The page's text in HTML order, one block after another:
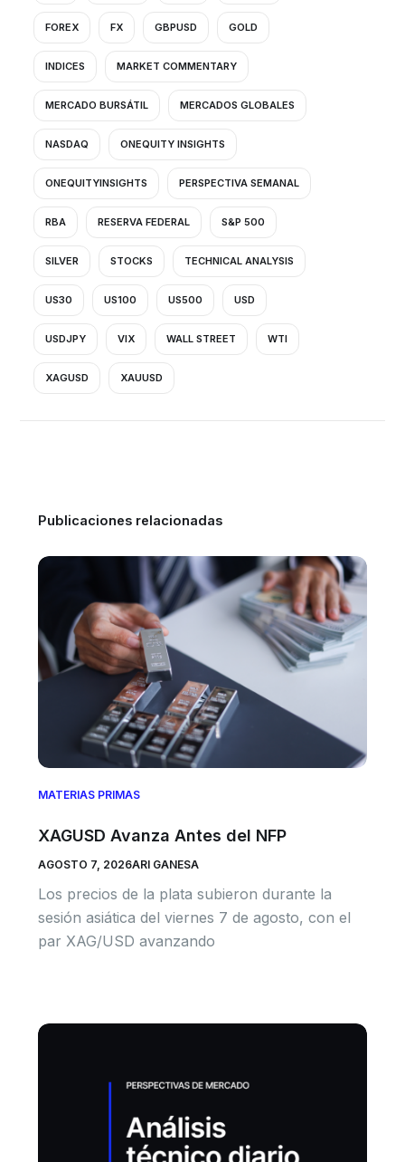
FOREX FX GBPUSD GOLD
INDICES MARKET COMMENTARY
MERCADO BURSÁTIL MERCADOS GLOBALES
NASDAQ ONEQUITY INSIGHTS
ONEQUITYINSIGHTS PERSPECTIVA SEMANAL
RBA RESERVA FEDERAL S&P 500
SILVER STOCKS TECHNICAL ANALYSIS
US30 US100 US500 USD
USDJPY VIX WALL STREET WTI
XAGUSD XAUUSD
Publicaciones relacionadas
MATERIAS PRIMAS
XAGUSD Avanza Antes del NFP
AGOSTO 7, 2026ARI GANESA
Los precios de la plata subieron durante la
sesión asiática del viernes 7 de agosto, con el
par XAG/USD avanzando